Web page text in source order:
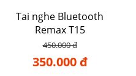
Tai nghe Bluetooth
Remax T15
450.000 đ
350.000 đ